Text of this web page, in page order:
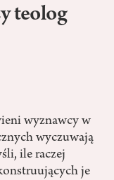
teolog
wyznawcy w
wyczuwają
ile raczej
je